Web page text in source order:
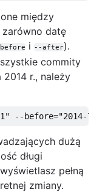
między
datę
i --after).
commity
r., należy
--before="2014-7-4"
dużą
długi
pełną
zmiany.